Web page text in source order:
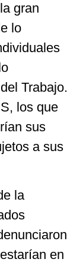
gran
lo
Trabajo.
los que
sus
a sus
la
en